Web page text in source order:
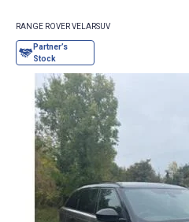
RANGE ROVER VELARSUV